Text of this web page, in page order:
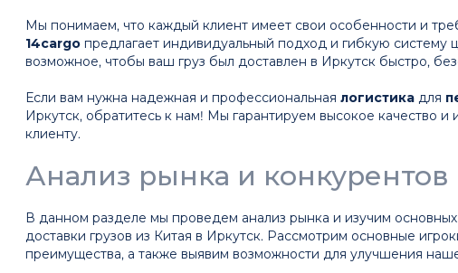
Мы понимаем, что каждый клиент имеет свои особенности и
14cargo предлагает индивидуальный подход и гибкую
возможное, чтобы ваш груз был доставлен в Иркутск быстро,
Если вам нужна надежная и профессиональная логистика для
Иркутск, обратитесь к нам! Мы гарантируем высокое качество
клиенту.
Анализ рынка и конкурентов
В данном разделе мы проведем анализ рынка и изучим
доставки грузов из Китая в Иркутск. Рассмотрим основные
преимущества, а также выявим возможности для улучшения